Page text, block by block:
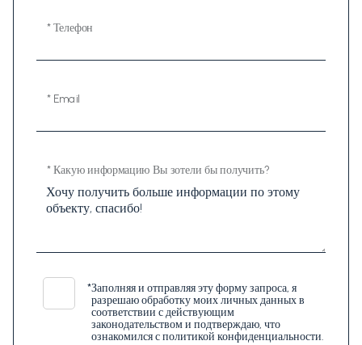
* Телефон
* Email
* Какую информацию Вы зотели бы получить?
*Заполняя и отправляя эту форму запроса, я
разрешаю обработку моих личных данных в
соответствии с действующим
законодательством и подтверждаю, что
ознакомился с политикой конфиденциальности.